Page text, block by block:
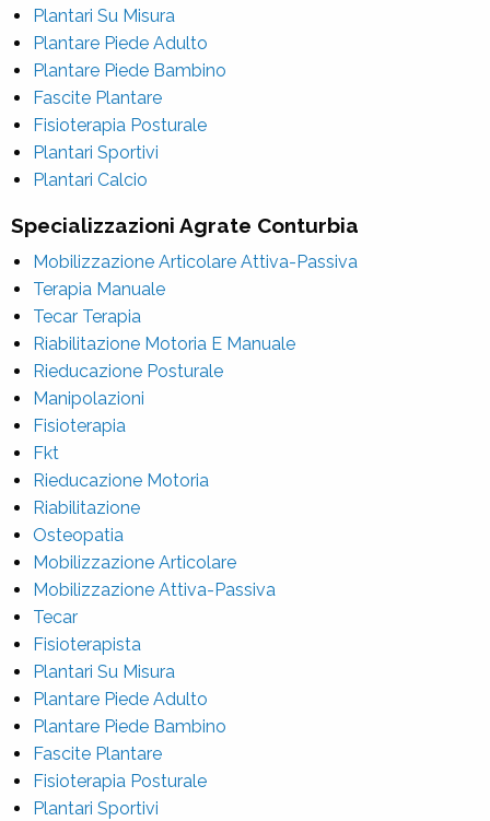
Plantari Su Misura
Plantare Piede Adulto
Plantare Piede Bambino
Fascite Plantare
Fisioterapia Posturale
Plantari Sportivi
Plantari Calcio
Specializzazioni Agrate Conturbia
Mobilizzazione Articolare Attiva-Passiva
Terapia Manuale
Tecar Terapia
Riabilitazione Motoria E Manuale
Rieducazione Posturale
Manipolazioni
Fisioterapia
Fkt
Rieducazione Motoria
Riabilitazione
Osteopatia
Mobilizzazione Articolare
Mobilizzazione Attiva-Passiva
Tecar
Fisioterapista
Plantari Su Misura
Plantare Piede Adulto
Plantare Piede Bambino
Fascite Plantare
Fisioterapia Posturale
Plantari Sportivi